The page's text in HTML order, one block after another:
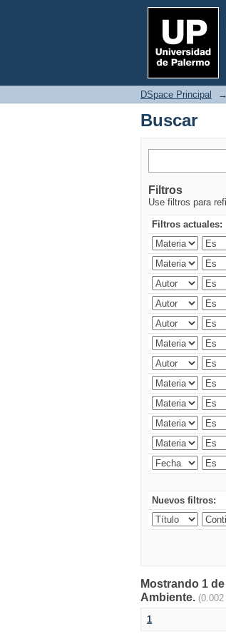
Buscar
DSpace Principal →
Buscar
Filtros
Use filtros para
Filtros actuales:
Nuevos filtros:
Mostrando 1
Ambiente.
1